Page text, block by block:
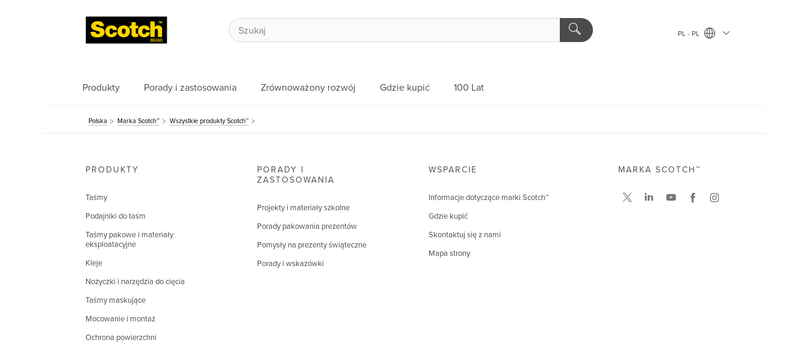
PL - PL
Produkty Porady i zastosowania Zrównoważony rozwój Gdzie kupić 100 Lat
Polska Marka Scotch™ Wszystkie produkty Scotch™
PRODUKTY
Taśmy
Podajniki do taśm
Taśmy pakowe i materiały
eksploatacyjne
Kleje
Nożyczki i narzędzia do cięcia
Taśmy maskujące
Mocowanie i montaż
Ochrona powierzchni
PORADY I
ZASTOSOWANIA
Projekty i materiały szkolne
Porady pakowania prezentów
Pomysły na prezenty świąteczne
Porady i wskazówki
WSPARCIE
Informacje dotyczące marki Scotch™
Gdzie kupić
Skontaktuj się z nami
Mapa strony
MARKA SCOTCH™